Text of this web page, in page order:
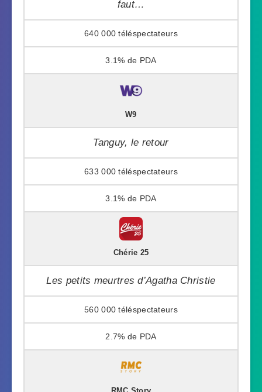
faut…
640 000
3.1%
W9
Tanguy, le retour
633 000
3.1%
Chérie 25
Les petits meurtres d’Agatha Christie
560 000
2.7%